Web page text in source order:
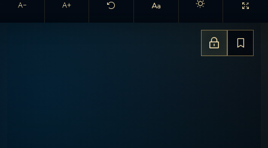
Estado de
A− A+
Activar modo claro